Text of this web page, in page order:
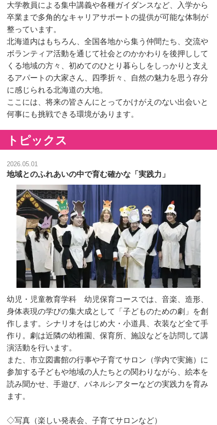
大学教員による集中講義や各種ガイダンスなど、入学から
卒業まで多角的なキャリアサポートの提供が可能な体制が
整っています。
北海道内はもちろん、全国各地から集う仲間たち、交流や
ボランティア活動を通じて社会とのかかわりを後押しして
くる地域の方々、初めてのひとり暮らしをしっかりと支え
るアパートの大家さん、四季折々、自然の魅力を思う存分
に感じられる北海道の大地。
ここには、将来の皆さんにとってかけがえのない出会いと
何事にも挑戦できる環境があります。
トピックス
2026.05.01
地域とのふれあいの中で育む確かな「実践力」
幼児・児童教育学科 幼児保育コースでは、音楽、造形、
身体表現の学びの集大成として「子どものための劇」を創
作します。シナリオをはじめ大・小道具、衣装など全て手
作り。劇は近隣の幼稚園、保育所、施設などを訪問して講
演活動を行います。
また、市立図書館の行事や子育てサロン（学内で実施）に
参加する子どもや地域の人たちとの関わりながら、絵本を
読み聞かせ、手遊び、パネルシアターなどの実践力を育み
ます。
◇写真（楽しい発表会、子育てサロンなど）